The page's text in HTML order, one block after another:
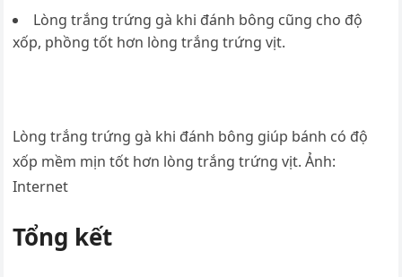
Lòng trắng trứng gà khi đánh bông cũng cho độ
xốp, phồng tốt hơn lòng trắng trứng vịt.
Lòng trắng trứng gà khi đánh bông giúp bánh có độ
xốp mềm mịn tốt hơn lòng trắng trứng vịt. Ảnh:
Internet
Tổng kết